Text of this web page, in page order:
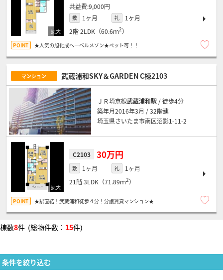
9,000円
敷 1ヶ月 礼
1ヶ月
2階2LDK（60.6ｍ2）
★人気の旭化成へーベルメゾン★ペット可！！
マンション 武蔵浦和SKY＆GARDEN C棟2103
ＪＲ埼京線武蔵浦和駅 / 徒歩4分
築年月2016年3月 / 32階建
埼玉県さいたま市南区沼影1-11-2
C2103 30万円
敷 1ヶ月 礼
1ヶ月
21階3LDK（71.89ｍ2）
★駅直結！武蔵浦和徒歩４分！分譲賃貸マンション★
棟数8件 (総物件数： 15件)
条件を絞り込む